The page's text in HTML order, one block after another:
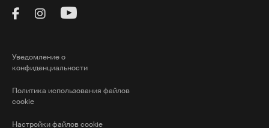
Visit Thule on Facebook (external link)
Visit Thule on Instagram (external link)
Visit Thule on Youtube (external
Уведомление о
конфиденциальности
Политика использования файлов
cookie
Настройки файлов cookie